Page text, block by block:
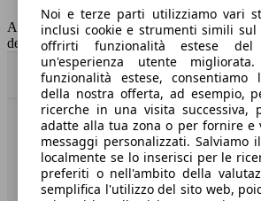
Capacità del serbatoio
50 l
AutoScout24 non si assume alcuna
dei dati.
Benvenuti su AutoScout24, il mercato
Società
Noi e terze parti utilizziamo vari
inclusi cookie e strumenti simili
offrirti funzionalità estese
un'esperienza utente
funzionalità estese, consentiamo
della nostra offerta, ad esempio,
ricerche in una visita successiva,
adatte alla tua zona o per fornire e
messaggi personalizzati. Salviamo
localmente se lo inserisci per le
preferiti o nell'ambito della
semplifica l'utilizzo del sito web,